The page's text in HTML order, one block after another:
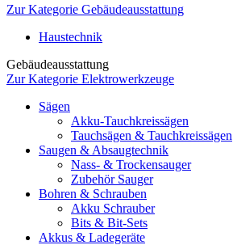
Zur Kategorie Gebäudeausstattung
Haustechnik
Gebäudeausstattung
Zur Kategorie Elektrowerkzeuge
Sägen
Akku-Tauchkreissägen
Tauchsägen & Tauchkreissägen
Saugen & Absaugtechnik
Nass- & Trockensauger
Zubehör Sauger
Bohren & Schrauben
Akku Schrauber
Bits & Bit-Sets
Akkus & Ladegeräte